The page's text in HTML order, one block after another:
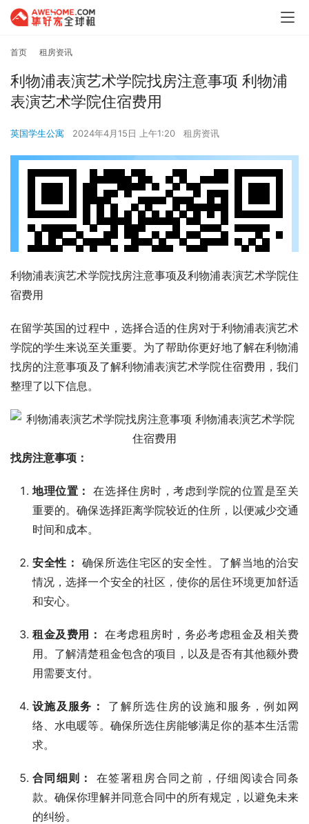
首页 租房资讯
利物浦表演艺术学院找房注意事项 利物浦
表演艺术学院住宿费用
英国学生公寓 2024年4月15日 上午1:20 租房资讯
利物浦表演艺术学院找房注意事项及利物浦表演艺术学院住
宿费用
在留学英国的过程中，选择合适的住房对于利物浦表演艺术
学院的学生来说至关重要。为了帮助你更好地了解在利物浦
找房的注意事项及了解利物浦表演艺术学院住宿费用，我们
整理了以下信息。
找房注意事项：
地理位置： 在选择住房时，考虑到学院的位置是至关
重要的。确保选择距离学院较近的住所，以便减少交通
时间和成本。
安全性： 确保所选住宅区的安全性。了解当地的治安
情况，选择一个安全的社区，使你的居住环境更加舒适
和安心。
租金及费用： 在考虑租房时，务必考虑租金及相关费
用。了解清楚租金包含的项目，以及是否有其他额外费
用需要支付。
设施及服务：
了解所选住房的设施和服务，例如网
络、水电暖等。确保所选住房能够满足你的基本生活需
求。
合同细则：
在签署租房合同之前，仔细阅读合同条
款。确保你理解并同意合同中的所有规定，以避免未来
的纠纷。